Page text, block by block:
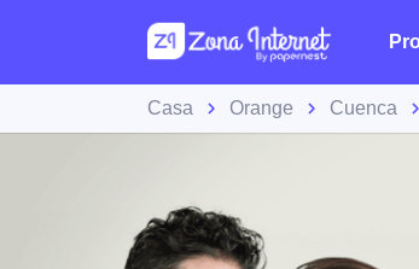
Casa Orange Cuenca